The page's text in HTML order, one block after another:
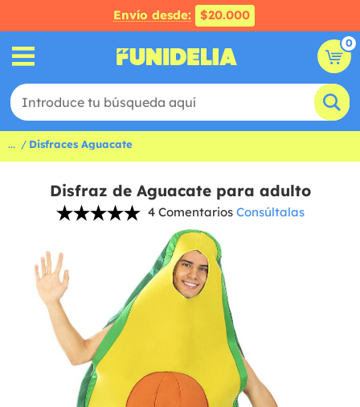
Envío desde: $20.000
0
... Disfraces Aguacate
Disfraz de Aguacate para adulto
4 Comentarios Consúltalas